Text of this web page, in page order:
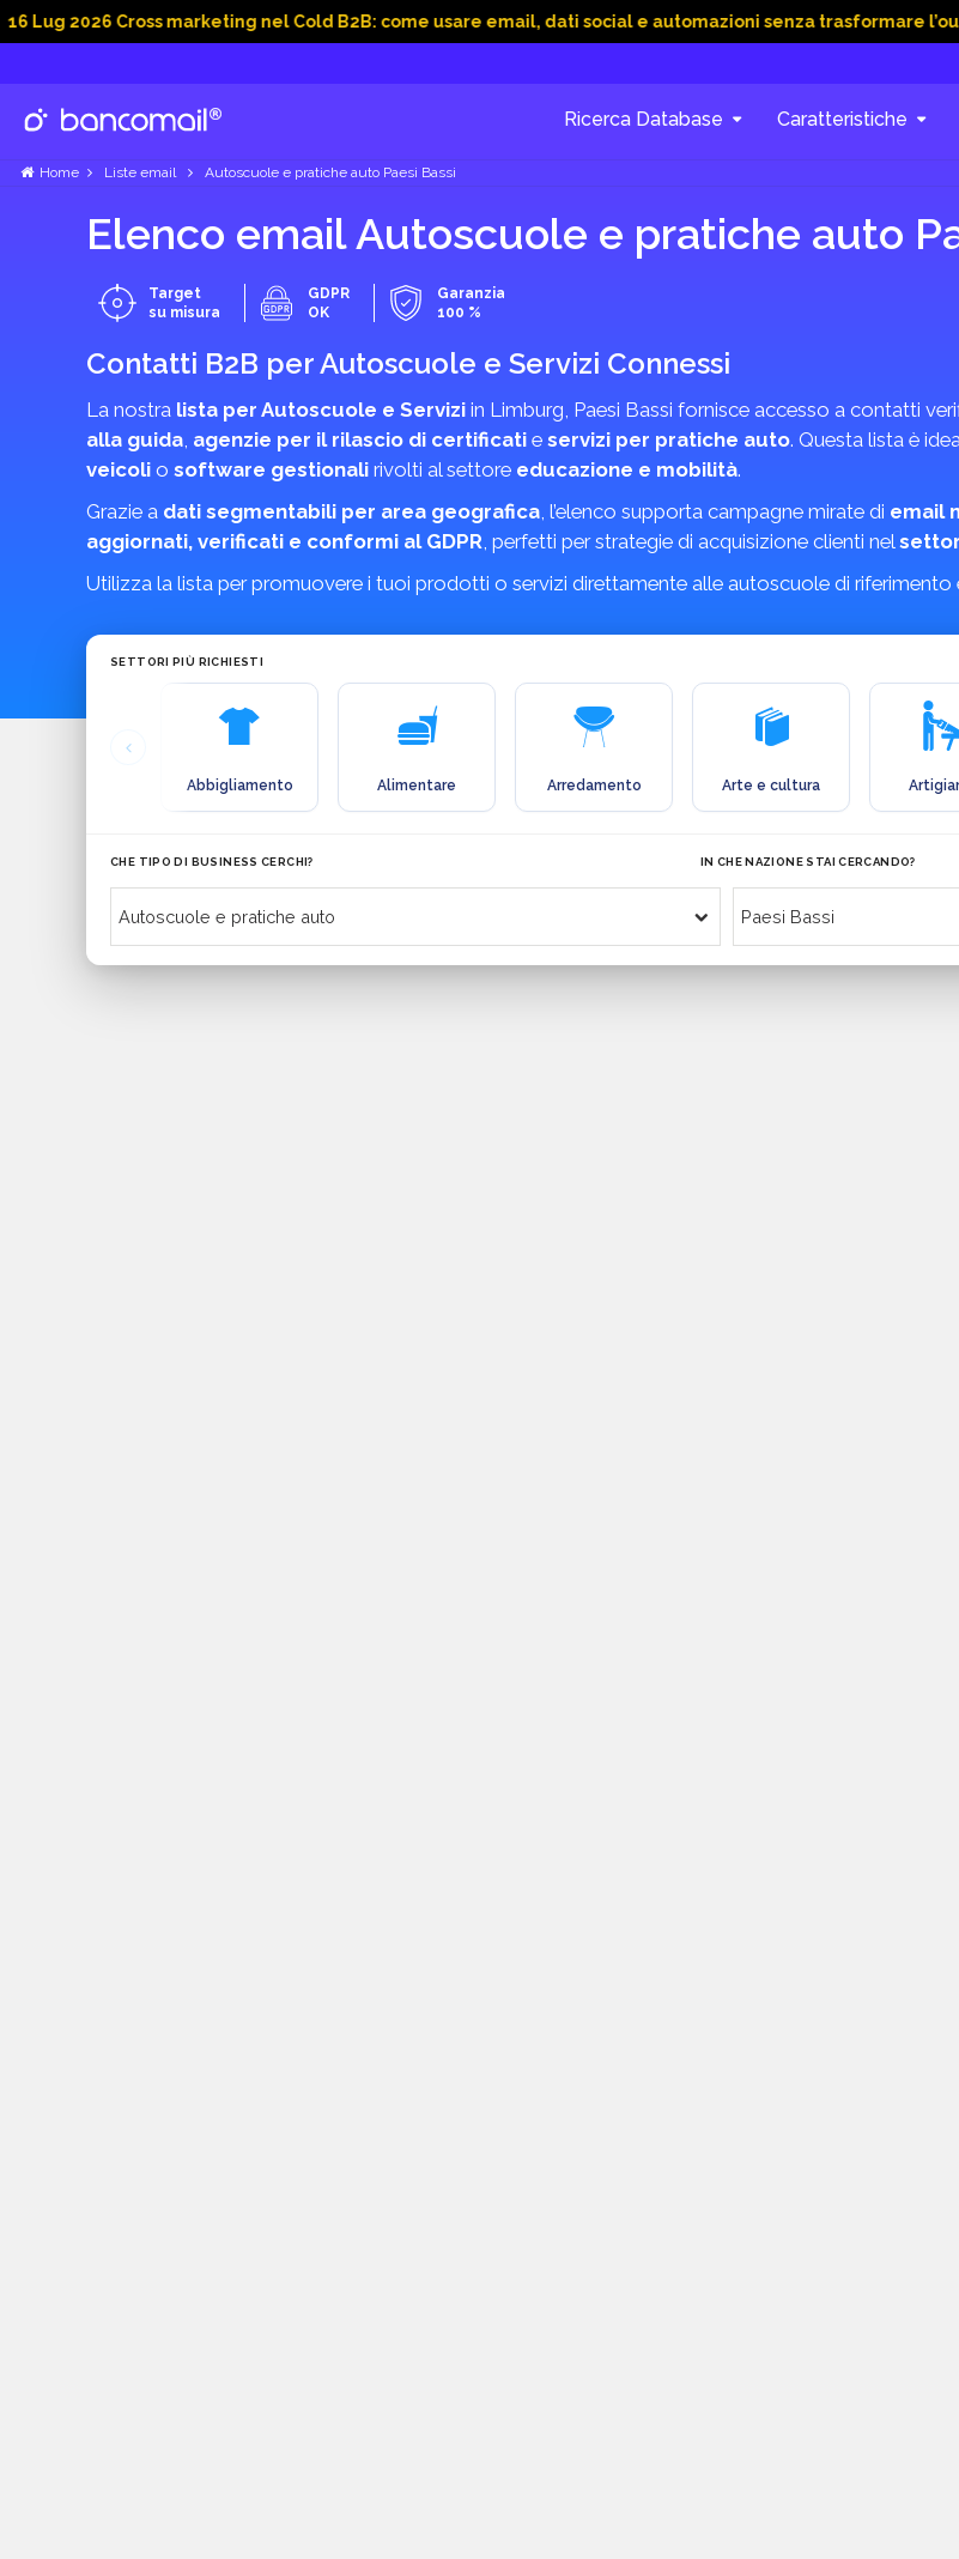
Cross marketing nel Cold B2B: come usare email, dati social e automazioni senza trasformare l’outbound
Ricerca Database Caratteristiche
Home Liste email Autoscuole e pratiche auto Paesi Bassi
Elenco email Autoscuole e pratiche auto
Target
su misura
GDPR
OK
Garanzia
100 %
Contatti B2B per Autoscuole e Servizi Connessi
La nostra lista per Autoscuole e Servizi in Limburg, Paesi Bassi fornisce accesso a contatti
alla guida, agenzie per il rilascio di certificati e servizi per pratiche auto. Questa lista è
veicoli o software gestionali rivolti al settore educazione e mobilità.
Grazie a dati segmentabili per area geografica, l’elenco supporta campagne mirate di email
aggiornati, verificati e conformi al GDPR, perfetti per strategie di acquisizione clienti nel
Utilizza la lista per promuovere i tuoi prodotti o servizi direttamente alle autoscuole di riferimento
SETTORI PIÙ RICHIESTI
Abbigliamento Alimentare Arredamento Arte e cultura
CHE TIPO DI BUSINESS CERCHI? IN CHE NAZIONE STAI CERCANDO?